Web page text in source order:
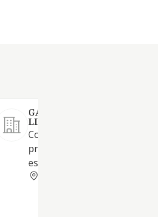
GARCIMAR18 SOCIEDAD
LIMITADA.
Comercio al por menor de
prendas de vestir en
establecimientos